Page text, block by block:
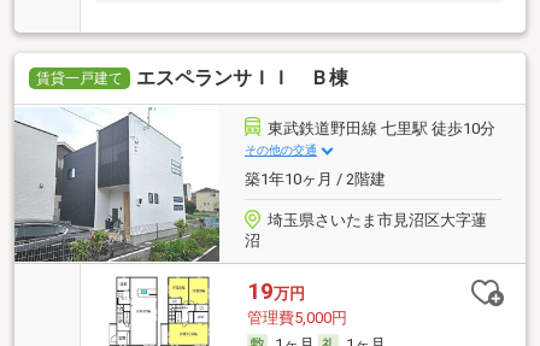
賃貸一戸建て エスペランサＩＩ Ｂ棟
東武鉄道野田線 七里駅 徒歩10分
その他の交通
築1年10ヶ月 / 2階建
埼玉県さいたま市見沼区大字蓮
沼
19万円
管理費5,000円